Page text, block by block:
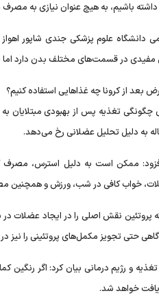
باشیم، به هیچ عنوان نیازی به
دانشگاه علوم پزشکی جندی شاپور
مفیدی در قسمت‌های مختلف بدن
بعد از کرونا چه غذاهایی استفاده کنیم؟
تغذیه پس از بهبودی مبتلایان به
به دلیل تحلیل عضلانی رخ می‌دهد.
ممکن است به دلیل استرس، مصرف
خواب کافی در شب، ورزش و همچنین
پروتئین نقش اصلی را در ایجاد
گاهی حتی تجویز مکمل‌های پروتئینی را نیز
و رژیم درمانی بیان کرد: اگر رنگین
خواهد شد.